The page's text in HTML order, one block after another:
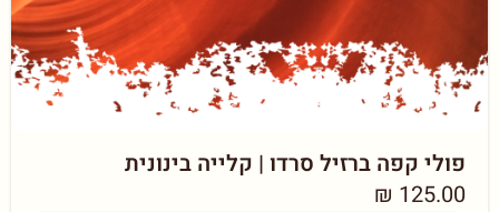
פולי קפה ברזיל סרדו | קלייה בינונית
₪ 125.00